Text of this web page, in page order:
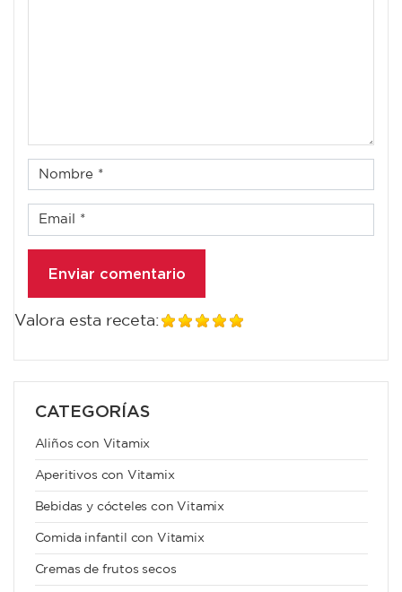
Valora esta receta:
CATEGORÍAS
Aliños con Vitamix
Aperitivos con Vitamix
Bebidas y cócteles con Vitamix
Comida infantil con Vitamix
Cremas de frutos secos